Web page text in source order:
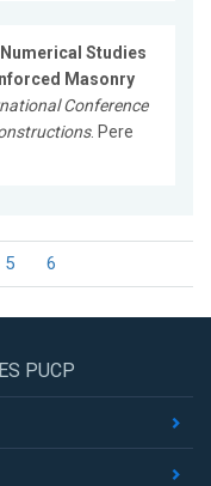
Studies
Masonry
Conference
. Pere
5 6
PUCP